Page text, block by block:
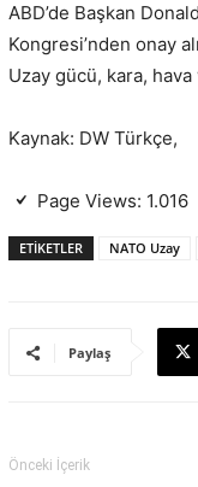
ABD’de Başkan
Kongresi’nden onay
Uzay gücü, kara,
Kaynak: DW Türkçe,
Page Views: 1.016
ETIKETLER NATO Uzay
Paylaş
Önceki İçerik